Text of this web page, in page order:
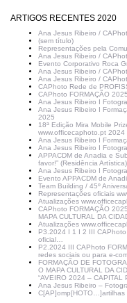
ARTIGOS RECENTES 2020
Ana Jesus Ribeiro /
(sem título)
Representações pela
Ana Jesus Ribeiro /
Evento Corporativo Roca
Ana Jesus Ribeiro /
Ana Jesus Ribeiro /
CAPhoto Rede de
CAPhoto FORMAÇÃO 2025
Ana Jesus Ribeiro I
Ana Jesus Ribeiro I
2025
18ª Edição Mira Mobile
www.officecaphoto.pt 2024
Ana Jesus Ribeiro I
Ana Jesus Ribeiro I
APPACDM de Anadia e
favor!” (Residência Artística)
Ana Jesus Ribeiro I
Evento APPACDM de
Team Building / 45º
Representações oficiais
Atualizações
CAPhoto FORMAÇÃO
MAPA CULTURAL DA
Atualizações
P3.2024 I 1 I 2 III
oficial…
P2.2024 III CAPhoto
redes sociais ou para e-
FORMAÇÃO DE
O MAPA CULTURAL DA
“AVEIRO 2024 – CAPITAL
Ana Jesus Ribeiro –
C[AP]omp[HOTO…]artilhas